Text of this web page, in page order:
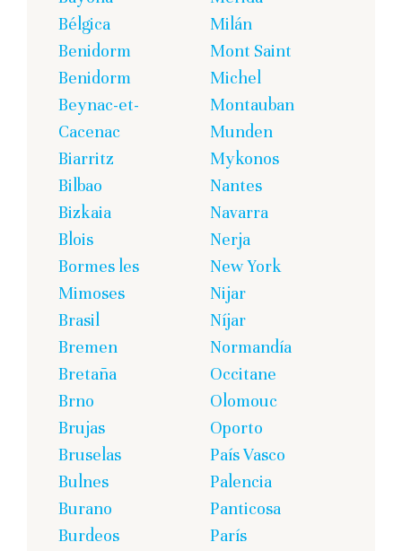
Bélgica
Benidorm
Benidorm
Beynac-et-
Cacenac
Biarritz
Bilbao
Bizkaia
Blois
Bormes les
Mimoses
Brasil
Bremen
Bretaña
Brno
Brujas
Bruselas
Bulnes
Burano
Burdeos
Milán
Mont Saint
Michel
Montauban
Munden
Mykonos
Nantes
Navarra
Nerja
New York
Nijar
Níjar
Normandía
Occitane
Olomouc
Oporto
País Vasco
Palencia
Panticosa
París